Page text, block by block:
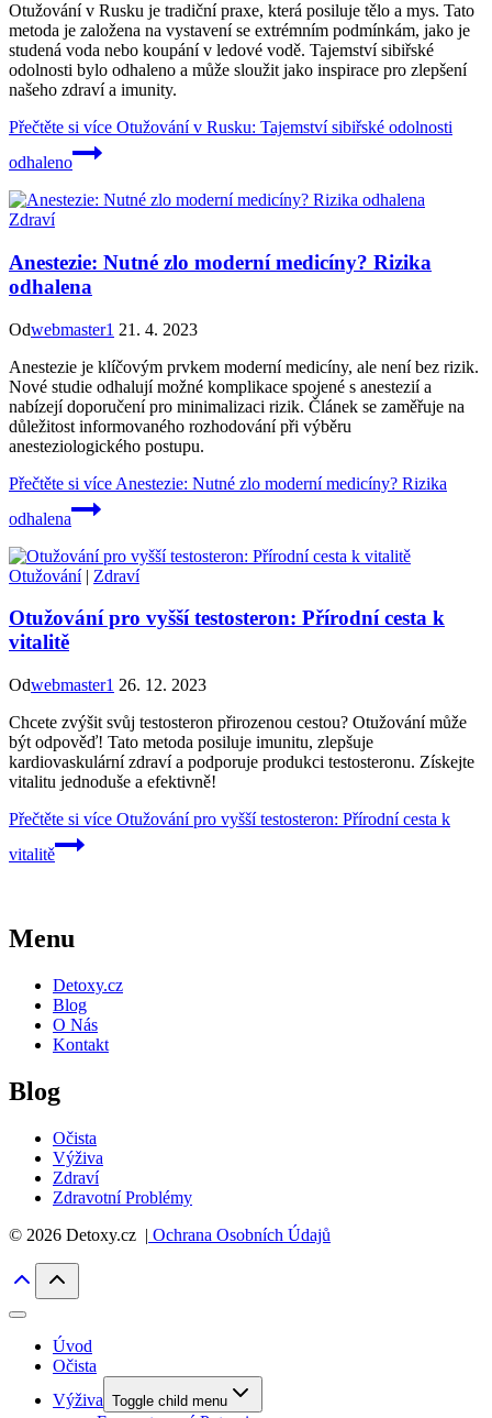
Otužování v Rusku je tradiční praxe, která posiluje tělo a mys. Tato
metoda je založena na vystavení se extrémním podmínkám, jako je
studená voda nebo koupání v ledové vodě. Tajemství sibiřské
odolnosti bylo odhaleno a může sloužit jako inspirace pro zlepšení
našeho zdraví a imunity.
Přečtěte si více Otužování v Rusku: Tajemství sibiřské odolnosti
odhaleno
Zdraví
Anestezie: Nutné zlo moderní medicíny? Rizika
odhalena
Odwebmaster1 21. 4. 2023
Anestezie je klíčovým prvkem moderní medicíny, ale není bez rizik.
Nové studie odhalují možné komplikace spojené s anestezií a
nabízejí doporučení pro minimalizaci rizik. Článek se zaměřuje na
důležitost informovaného rozhodování při výběru
anesteziologického postupu.
Přečtěte si více Anestezie: Nutné zlo moderní medicíny? Rizika
odhalena
Otužování| Zdraví
Otužování pro vyšší testosteron: Přírodní cesta k
vitalitě
Odwebmaster1 26. 12. 2023
Chcete zvýšit svůj testosteron přirozenou cestou? Otužování může
být odpověď! Tato metoda posiluje imunitu, zlepšuje
kardiovaskulární zdraví a podporuje produkci testosteronu. Získejte
vitalitu jednoduše a efektivně!
Přečtěte si více Otužování pro vyšší testosteron: Přírodní cesta k
vitalitě
Menu
Detoxy.cz
Blog
O Nás
Kontakt
Blog
Očista
Výživa
Zdraví
Zdravotní Problémy
© 2026 Detoxy.cz | Ochrana Osobních Údajů
Úvod
Očista
Výživa Toggle child menu